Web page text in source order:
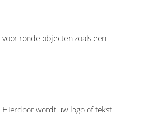
ronde objecten zoals een
wordt uw logo of tekst